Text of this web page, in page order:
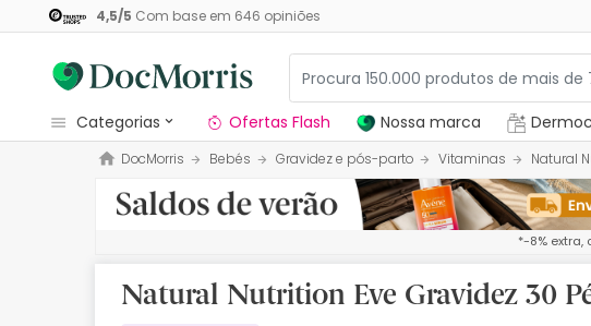
4,5/5 Com base em 646 opiniões
categorias
Dermocosmetica
Nossa marca
Medicamentos
Ofertas Flash Nossa marca
DocMorris Bebés Gravidez e pós-parto Vitaminas Natural
*-8%
Natural Nutrition Eve Gravidez 30